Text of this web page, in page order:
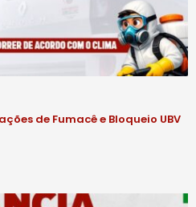
de Fumacê e Bloqueio UBV